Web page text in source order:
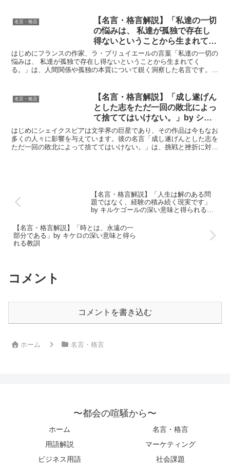
名言・格言
【名言・格言解説】「私達の一切
の悩みは、 私達が孤独で存在し
得ないということから生まれてく
る。」by ラ・ブリュイエールの
深い意味と得られる教訓
はじめにフランスの作家、ラ・ブリュイエールの言葉「私達の一切の
悩みは、 私達が孤独で存在し得ないということから生まれてく
る。」は、人間関係や孤独の本質について鋭く洞察した名言です。こ
名言・格言
【名言・格言解説】「成し遂げん
とした志をただ一回の敗北によっ
て捨ててはいけない。」by シェ
イクスピアの深い意味と得られる
教訓
はじめにシェイクスピアは文学界の巨星であり、その作品は今もなお
多くの人々に影響を与えています。彼の名言「成し遂げんとした志を
ただ一回の敗北によって捨ててはいけない。」は、挑戦と挫折に対す
【名言・格言解説】「人生は解のある問
題ではなく、経験の積み続く現実です」
by キルケゴールの深い意味と得られる教
【名言・格言解説】「時とは、永遠の一
部分である」by キケロの深い意味と得ら
れる教訓
コメント
コメントを書き込む
ホーム 名言・格言
〜都会の喧騒から〜
ホーム
名言・格言
用語解説
マーケティング
ビジネス用語
社会課題